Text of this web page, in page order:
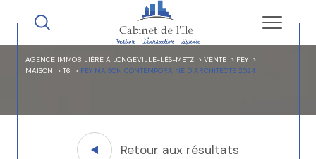
AGENCE IMMOBILIÈRE À LONGEVILLE-LÈS-METZ VENTE
FEY
MAISON
T6 FEY MAISON CONTEMPORAINE D ARCHITECTE 2024
Retour aux résultats